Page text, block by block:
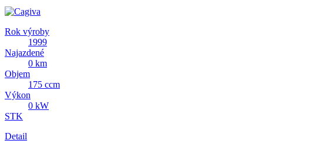
Rok výroby
1999
Najazdené
0 km
Objem
175 ccm
Výkon
0 kW
STK
Detail